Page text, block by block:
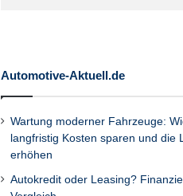
Automotive-Aktuell.de
Wartung moderner Fahrzeuge:
langfristig Kosten sparen und die
erhöhen
Autokredit oder Leasing?